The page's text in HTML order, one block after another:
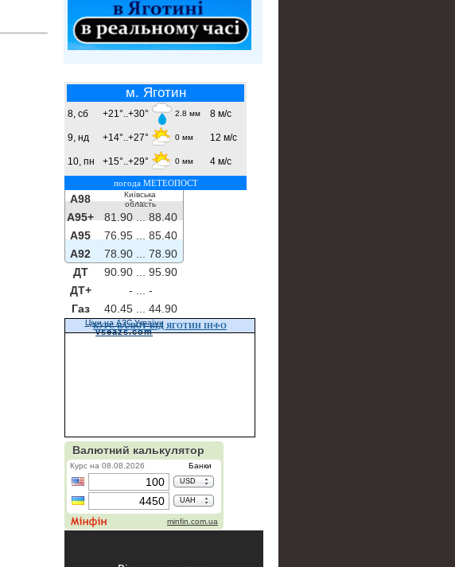
м. Яготин
8, сб +21°..+30° 2.8 мм 8 м/с
9, нд +14°..+27° 0 мм 12 м/с
10, пн +15°..+29° 0 мм 4 м/с
погода МЕТЕОПОСТ
Київська
область
A98 - ...-
A95+
81.90 ...
88.40
A95
76.95 ...
85.40
A92
78.90 ...
78.90
ДТ
90.90 ...
95.90
ДТ+
- ...
-
Газ
40.45 ... 44.90
Ціни на АЗС України
vseazs.com
КУРС ВАЛЮТ ВІД ЯГОТИН ІНФО